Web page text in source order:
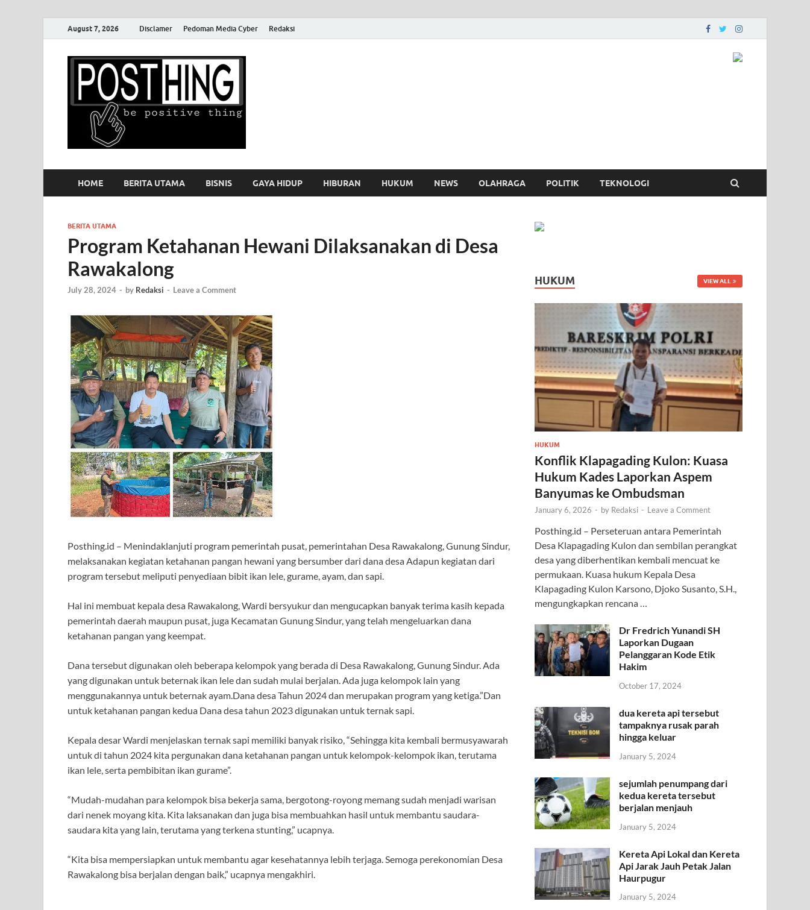
August 7, 2026 Disclamer Pedoman Media Cyber Redaksi
HOME BERITA UTAMA BISNIS GAYA HIDUP HIBURAN HUKUM NEWS OLAHRAGA POLITIK TEKNOLOGI
BERITA UTAMA
Program Ketahanan Hewani Dilaksanakan di Desa
Rawakalong
July 28, 2024 - by Redaksi - Leave a Comment
Posthing.id – Menindaklanjuti program pemerintah pusat, pemerintahan Desa Rawakalong, Gunung Sindur,
melaksanakan kegiatan ketahanan pangan hewani yang bersumber dari dana desa Adapun kegiatan dari
program tersebut meliputi penyediaan bibit ikan lele, gurame, ayam, dan sapi.
Hal ini membuat kepala desa Rawakalong, Wardi bersyukur dan mengucapkan banyak terima kasih kepada
pemerintah daerah maupun pusat, juga Kecamatan Gunung Sindur, yang telah mengeluarkan dana
ketahanan pangan yang keempat.
Dana tersebut digunakan oleh beberapa kelompok yang berada di Desa Rawakalong, Gunung Sindur. Ada
yang digunakan untuk beternak ikan lele dan sudah mulai berjalan. Ada juga kelompok lain yang
menggunakannya untuk beternak ayam.Dana desa Tahun 2024 dan merupakan program yang ketiga.”Dan
untuk ketahanan pangan kedua Dana desa tahun 2023 digunakan untuk ternak sapi.
Kepala desar Wardi menjelaskan ternak sapi memiliki banyak risiko, “Sehingga kita kembali bermusyawarah
untuk di tahun 2024 kita pergunakan dana ketahanan pangan untuk kelompok-kelompok ikan, terutama
ikan lele, serta pembibitan ikan gurame”.
“Mudah-mudahan para kelompok bisa bekerja sama, bergotong-royong memang sudah menjadi warisan
dari nenek moyang kita. Kita laksanakan dan juga bisa membuahkan hasil untuk membantu saudara-
saudara kita yang lain, terutama yang terkena stunting,” ucapnya.
“Kita bisa mempersiapkan untuk membantu agar kesehatannya lebih terjaga. Semoga perekonomian Desa
Rawakalong bisa berjalan dengan baik,” ucapnya mengakhiri.
HUKUM VIEW ALL
HUKUM
Konflik Klapagading Kulon: Kuasa
Hukum Kades Laporkan Aspem
Banyumas ke Ombudsman
January 6, 2026 - by Redaksi - Leave a Comment
Posthing.id – Perseteruan antara Pemerintah
Desa Klapagading Kulon dan sembilan perangkat
desa yang diberhentikan kembali mencuat ke
permukaan. Kuasa hukum Kepala Desa
Klapagading Kulon Karsono, Djoko Susanto, S.H.,
mengungkapkan rencana …
Dr Fredrich Yunandi SH
Laporkan Dugaan
Pelanggaran Kode Etik
Hakim
October 17, 2024
dua kereta api tersebut
tampaknya rusak parah
hingga keluar
January 5, 2024
sejumlah penumpang dari
kedua kereta tersebut
berjalan menjauh
January 5, 2024
Kereta Api Lokal dan Kereta
Api Jarak Jauh Petak Jalan
Haurpugur
January 5, 2024